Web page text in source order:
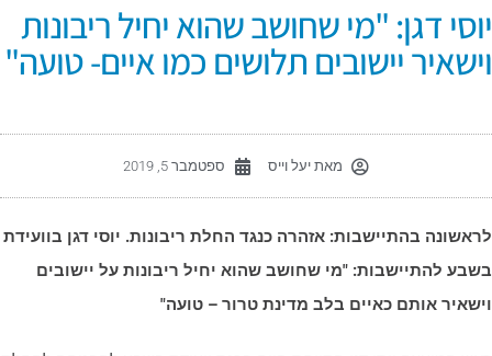
דגן: "מי שחושב שהוא יחיל ריבונות
יישובים תלושים כמו איים- טועה"
מאתיעל וייס ספטמבר 5, 2019
בהתיישבות: אזהרה כנגד החלת ריבונות. יוסי דגן בוועידת
להתיישבות: "מי שחושב שהוא יחיל ריבונות על יישובים
אותם כאיים בלב מדינת טרור – טועה"